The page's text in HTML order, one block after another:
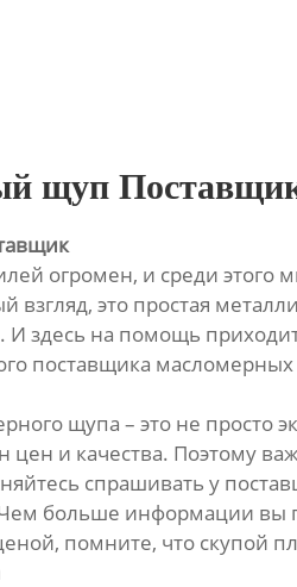
щуп
огромен, и среди этого
это простая
И здесь на помощь
поставщика масломерных
щупа – это не просто
цен и качества. Поэтому
спрашивать у
больше информации вы
помните, что скупой